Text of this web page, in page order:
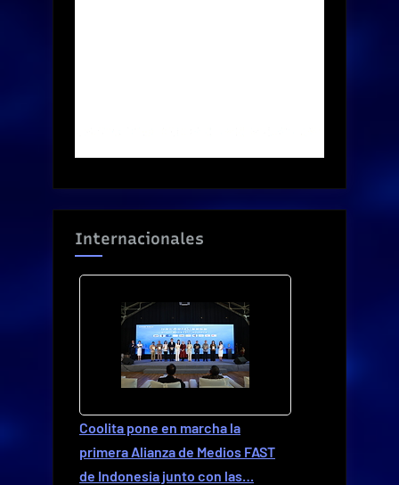
Internacionales
Coolita pone en marcha la
primera Alianza de Medios FAST
de Indonesia junto con las…